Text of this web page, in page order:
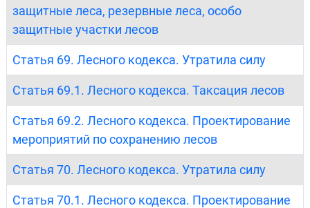
защитные леса, резервные леса, особо
защитные участки лесов
Статья 69. Лесного кодекса. Утратила силу
Статья 69.1. Лесного кодекса. Таксация лесов
Статья 69.2. Лесного кодекса. Проектирование
мероприятий по сохранению лесов
Статья 70. Лесного кодекса. Утратила силу
Статья 70.1. Лесного кодекса. Проектирование